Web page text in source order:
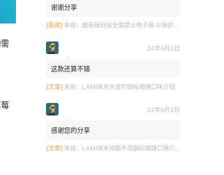
谢谢分享
[新闻] 来自： 越南政府拟全面禁止电子烟 以保护青少年健康
24年6月3日
这款还算不错
[文章] 来自： LAMI徕米水龙吟国标烟弹口味介绍
24年6月3日
感谢您的分享
[文章] 来自： LAMI徕米纯甄半岛国标烟弹口味介绍